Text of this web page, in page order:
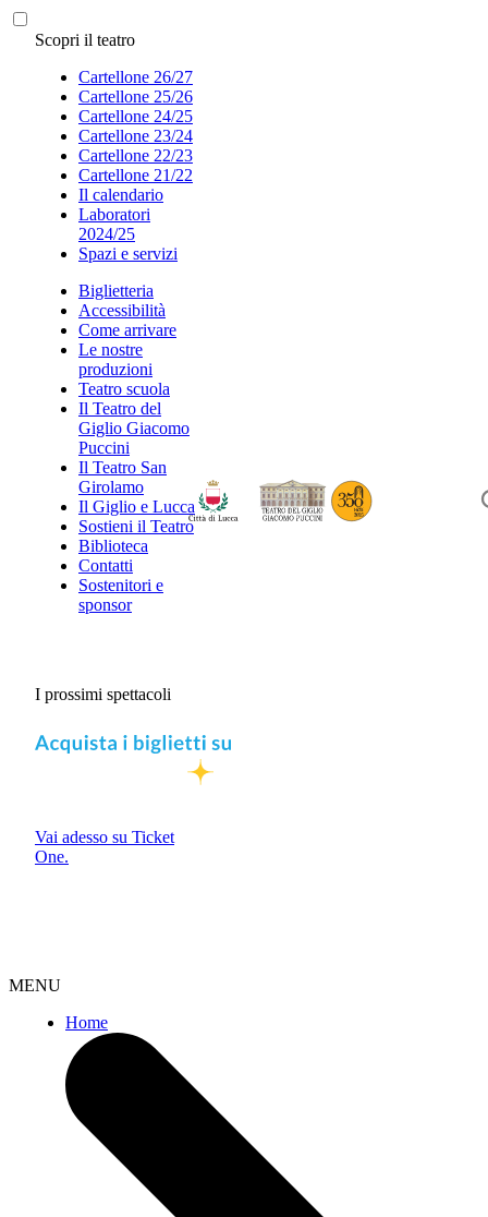
Scopri il teatro
Cartellone 26/27
Cartellone 25/26
Cartellone 24/25
Cartellone 23/24
Cartellone 22/23
Cartellone 21/22
Il calendario
Laboratori
2024/25
Spazi e servizi
Biglietteria
Accessibilità
Come arrivare
Le nostre
produzioni
Teatro scuola
Il Teatro del
Giglio Giacomo
Puccini
Il Teatro San
Girolamo
Il Giglio e Lucca
Sostieni il Teatro
Biblioteca
Contatti
Sostenitori e
sponsor
I prossimi spettacoli
Vai adesso su Ticket
One.
MENU
Home